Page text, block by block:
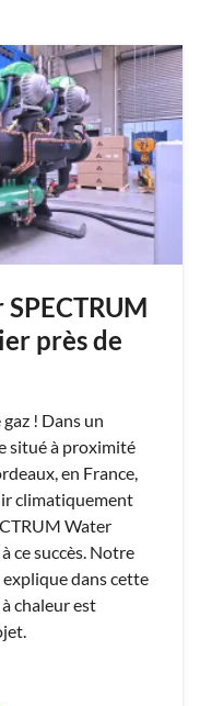
près de
! Dans un
situé à proximité
en France,
climatiquement
Water
ce succès. Notre
dans cette
chaleur est